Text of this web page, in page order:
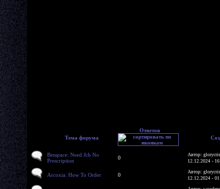
Тема форума
Ответов
Betapace: Need Jcb No
Prescription
0
Автор:
12.12.2024 -
Arcoxia: How To Order 0
Автор:
12.12.2024 -